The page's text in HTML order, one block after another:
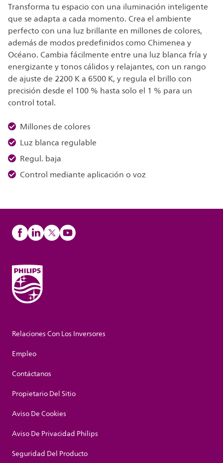
Transforma tu espacio con una iluminación inteligente
que se adapta a cada momento. Crea el ambiente
perfecto con una luz brillante en millones de colores,
además de modos predefinidos como Chimenea y
Océano. Cambia fácilmente entre una luz blanca fría y
energizante y tonos cálidos y relajantes, con un rango
de ajuste de 2200 K a 6500 K, y regula el brillo con
precisión desde el 100 % hasta solo el 1 % para un
control total.
Millones de colores
Luz blanca regulable
Regul. baja
Control mediante aplicación o voz
Relaciones Con Los Inversores
Empleo
Contáctanos
Propietario Del Sitio
Aviso De Cookies
Aviso De Privacidad Philips
Seguridad Del Producto